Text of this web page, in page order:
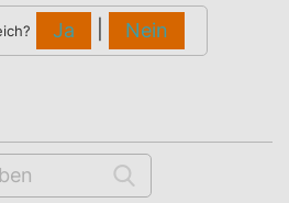
Ja Nein